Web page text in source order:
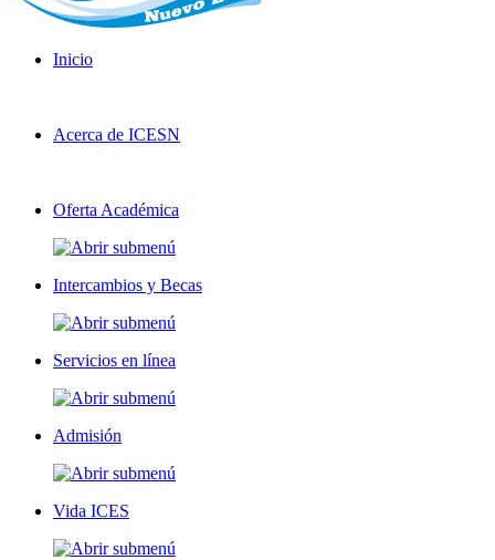
Inicio
Acerca de ICESN
Oferta Académica
Intercambios y Becas
Servicios en línea
Admisión
Vida ICES